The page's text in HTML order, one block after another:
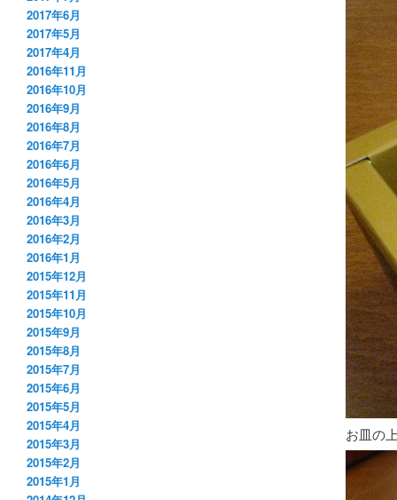
お皿の
2017年6月
2017年5月
2017年4月
2016年11月
2016年10月
2016年9月
2016年8月
2016年7月
2016年6月
2016年5月
2016年4月
2016年3月
2016年2月
2016年1月
2015年12月
2015年11月
2015年10月
2015年9月
2015年8月
2015年7月
2015年6月
2015年5月
2015年4月
2015年3月
2015年2月
2015年1月